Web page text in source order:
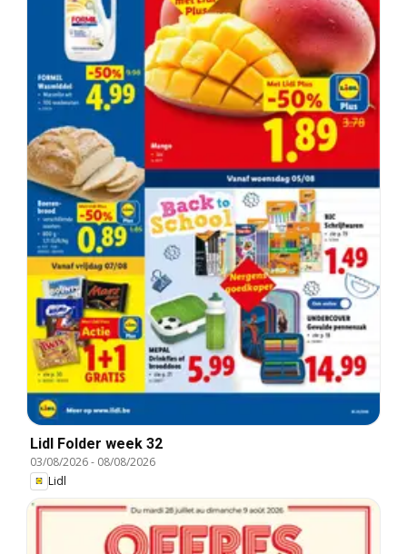
Lidl Folder week 32
03/08/2026- 08/08/2026
Lidl